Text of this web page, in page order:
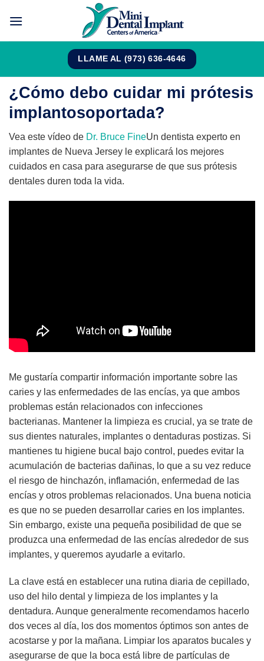
LLAME AL (973) 636-4646
¿Cómo debo cuidar mi prótesis
implantosoportada?
Vea este vídeo de Dr. Bruce FineUn dentista experto en
implantes de Nueva Jersey le explicará los mejores
cuidados en casa para asegurarse de que sus prótesis
dentales duren toda la vida.
Me gustaría compartir información importante sobre las
caries y las enfermedades de las encías, ya que ambos
problemas están relacionados con infecciones
bacterianas. Mantener la limpieza es crucial, ya se trate de
sus dientes naturales, implantes o dentaduras postizas. Si
mantienes tu higiene bucal bajo control, puedes evitar la
acumulación de bacterias dañinas, lo que a su vez reduce
el riesgo de hinchazón, inflamación, enfermedad de las
encías y otros problemas relacionados. Una buena noticia
es que no se pueden desarrollar caries en los implantes.
Sin embargo, existe una pequeña posibilidad de que se
produzca una enfermedad de las encías alrededor de sus
implantes, y queremos ayudarle a evitarlo.
La clave está en establecer una rutina diaria de cepillado,
uso del hilo dental y limpieza de los implantes y la
dentadura. Aunque generalmente recomendamos hacerlo
dos veces al día, los dos momentos óptimos son antes de
acostarse y por la mañana. Limpiar los aparatos bucales y
asegurarse de que la boca está libre de partículas de